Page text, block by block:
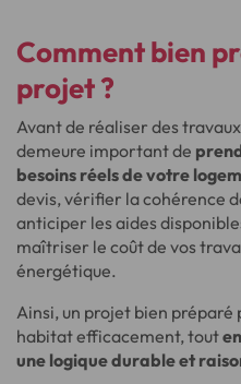
Comment bien
projet ?
Avant de réaliser des
demeure important de
besoins réels de votre
devis, vérifier la cohérence
anticiper les aides
maîtriser le coût de vos
énergétique.
Ainsi, un projet bien
habitat efficacement, tout
une logique durable et